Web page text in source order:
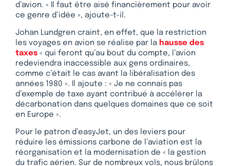
d’avion. « Il faut être aisé financièrement pour avoir
ce genre d’idée », ajoute-t-il.
Johan Lundgren craint, en effet, que la restriction
les voyages en avion se réalise par la hausse des
taxes « qui feront qu’au bout du compte, l’avion
redeviendra inaccessible aux gens ordinaires,
comme c’était le cas avant la libéralisation des
années 1980 ». Il ajoute : « Je ne connais pas
d’exemple de taxe ayant contribué à accélérer la
décarbonation dans quelques domaines que ce soit
en Europe ».
Pour le patron d’easyJet, un des leviers pour
réduire les émissions carbone de l’aviation est la
réorganisation et la modernisation de « la gestion
du trafic aérien. Sur de nombreux vols, nous brûlons